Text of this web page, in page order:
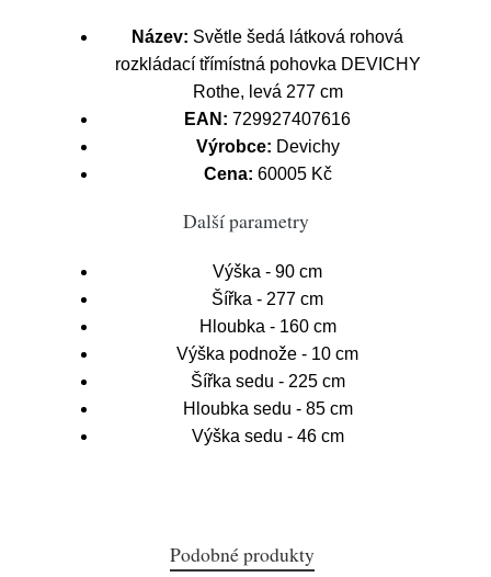
Název: Světle šedá látková rohová
rozkládací třímístná pohovka DEVICHY
Rothe, levá 277 cm
EAN: 729927407616
Výrobce: Devichy
Cena: 60005 Kč
Další parametry
Výška - 90 cm
Šířka - 277 cm
Hloubka - 160 cm
Výška podnože - 10 cm
Šířka sedu - 225 cm
Hloubka sedu - 85 cm
Výška sedu - 46 cm
Podobné produkty